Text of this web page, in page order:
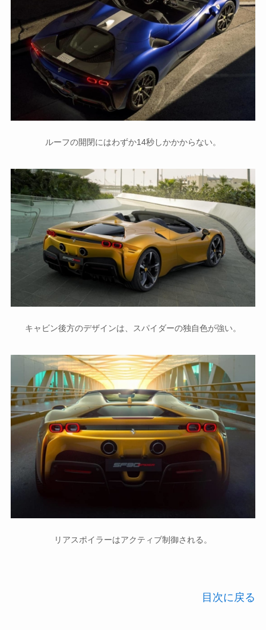
ルーフの開閉にはわずか14秒しかかからない。
キャビン後方のデザインは、スパイダーの独自色が強い。
リアスポイラーはアクティブ制御される。
目次に戻る